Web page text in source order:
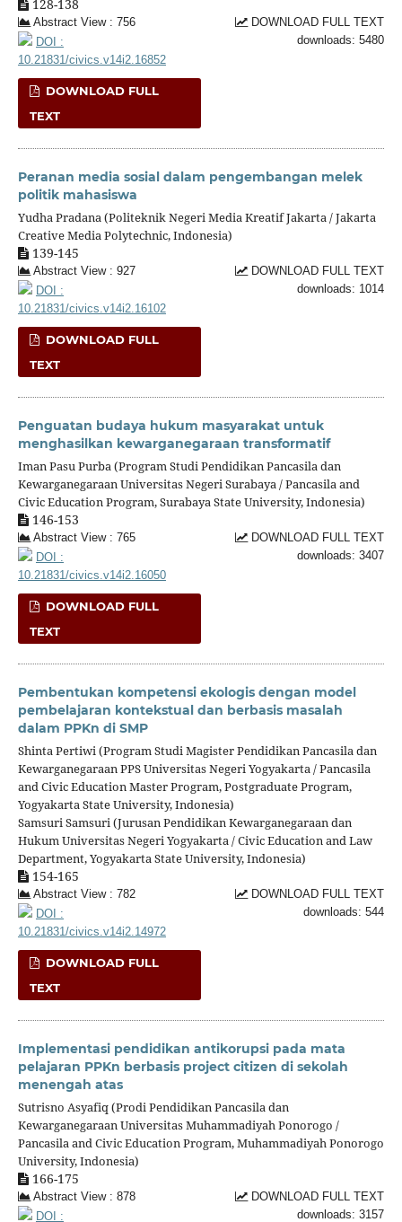
128-138
Abstract View : 756
DOWNLOAD FULL TEXT
downloads: 5480
DOI :
10.21831/civics.v14i2.16852
DOWNLOAD FULL
TEXT
Peranan media sosial dalam pengembangan melek
politik mahasiswa
Yudha Pradana (Politeknik Negeri Media Kreatif Jakarta / Jakarta
Creative Media Polytechnic, Indonesia)
139-145
Abstract View : 927
DOWNLOAD FULL TEXT
downloads: 1014
DOI :
10.21831/civics.v14i2.16102
DOWNLOAD FULL
TEXT
Penguatan budaya hukum masyarakat untuk
menghasilkan kewarganegaraan transformatif
Iman Pasu Purba (Program Studi Pendidikan Pancasila dan
Kewarganegaraan Universitas Negeri Surabaya / Pancasila and
Civic Education Program, Surabaya State University, Indonesia)
146-153
Abstract View : 765
DOWNLOAD FULL TEXT
downloads: 3407
DOI :
10.21831/civics.v14i2.16050
DOWNLOAD FULL
TEXT
Pembentukan kompetensi ekologis dengan model
pembelajaran kontekstual dan berbasis masalah
dalam PPKn di SMP
Shinta Pertiwi (Program Studi Magister Pendidikan Pancasila dan
Kewarganegaraan PPS Universitas Negeri Yogyakarta / Pancasila
and Civic Education Master Program, Postgraduate Program,
Yogyakarta State University, Indonesia)
Samsuri Samsuri (Jurusan Pendidikan Kewarganegaraan dan
Hukum Universitas Negeri Yogyakarta / Civic Education and Law
Department, Yogyakarta State University, Indonesia)
154-165
Abstract View : 782
DOWNLOAD FULL TEXT
downloads: 544
DOI :
10.21831/civics.v14i2.14972
DOWNLOAD FULL
TEXT
Implementasi pendidikan antikorupsi pada mata
pelajaran PPKn berbasis project citizen di sekolah
menengah atas
Sutrisno Asyafiq (Prodi Pendidikan Pancasila dan
Kewarganegaraan Universitas Muhammadiyah Ponorogo /
Pancasila and Civic Education Program, Muhammadiyah Ponorogo
University, Indonesia)
166-175
Abstract View : 878
DOWNLOAD FULL TEXT
downloads: 3157
DOI :